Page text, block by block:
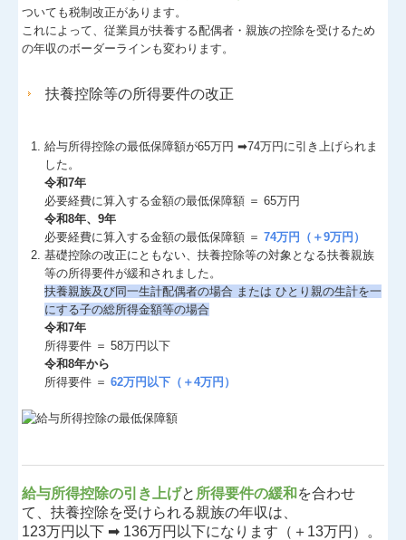
ついても税制改正があります。
これによって、従業員が扶養する配偶者・親族の控除を受けるため
の年収のボーダーラインも変わります。
扶養控除等の所得要件の改正
給与所得控除の最低保障額が65万円 ➡74万円に引き上げられま
した。
令和7年
必要経費に算入する金額の最低保障額 ＝ 65万円
令和8年、9年
必要経費に算入する金額の最低保障額 ＝74万円（＋9万円）
基礎控除の改正にともない、扶養控除等の対象となる扶養親族
等の所得要件が緩和されました。
扶養親族及び同⼀⽣計配偶者の場合 または ひとり親の⽣計を⼀
にする⼦の総所得⾦額等の場合
令和7年
所得要件 ＝ 58万円以下
令和8年から
所得要件 ＝62万円以下（＋4万円）
給与所得控除の引き上げと 所得要件の緩和 を合わせ
て、扶養控除を受けられる親族の年収は、
123万円以下 ➡ 136万円以下になります（＋13万円）。